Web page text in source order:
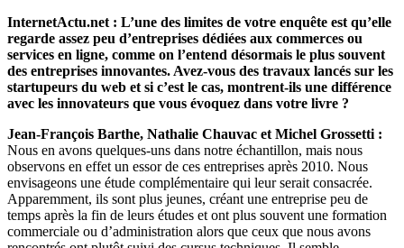
InternetActu.net : L’une des limites de votre enquête est qu’elle
regarde assez peu d’entreprises dédiées aux commerces ou
services en ligne, comme on l’entend désormais le plus souvent
des entreprises innovantes. Avez-vous des travaux lancés sur les
startupeurs du web et si c’est le cas, montrent-ils une différence
avec les innovateurs que vous évoquez dans votre livre ?
Jean-François Barthe, Nathalie Chauvac et Michel Grossetti :
Nous en avons quelques-uns dans notre échantillon, mais nous
observons en effet un essor de ces entreprises après 2010. Nous
envisageons une étude complémentaire qui leur serait consacrée.
Apparemment, ils sont plus jeunes, créant une entreprise peu de
temps après la fin de leurs études et ont plus souvent une formation
commerciale ou d’administration alors que ceux que nous avons